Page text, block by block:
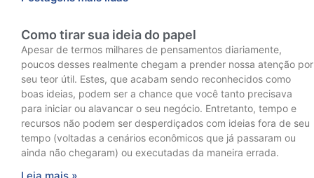
Como tirar sua ideia do papel
Apesar de termos milhares de pensamentos diariamente,
poucos desses realmente chegam a prender nossa atenção por
seu teor útil. Estes, que acabam sendo reconhecidos como
boas ideias, podem ser a chance que você tanto precisava
para iniciar ou alavancar o seu negócio. Entretanto, tempo e
recursos não podem ser desperdiçados com ideias fora de seu
tempo (voltadas a cenários econômicos que já passaram ou
ainda não chegaram) ou executadas da maneira errada.